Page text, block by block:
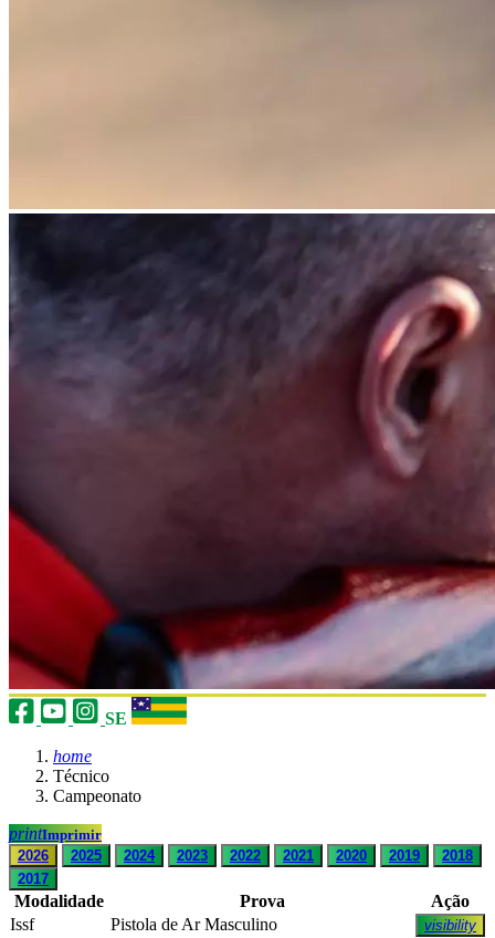
SE
home
Técnico
Campeonato
printImprimir
2026
2025 2024 2023 2022 2021 2020 2019
2018
2017
Modalidade Prova
Ação
Issf
Pistola de Ar Masculino visibility